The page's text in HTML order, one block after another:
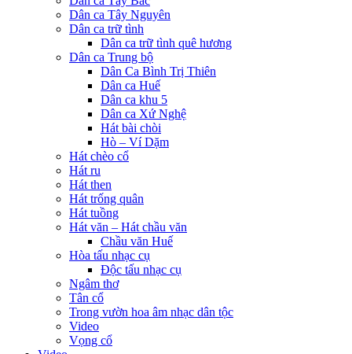
Dân ca Tây Nguyên
Dân ca trữ tình
Dân ca trữ tình quê hương
Dân ca Trung bộ
Dân Ca Bình Trị Thiên
Dân ca Huế
Dân ca khu 5
Dân ca Xứ Nghệ
Hát bài chòi
Hò – Ví Dặm
Hát chèo cổ
Hát ru
Hát then
Hát trống quân
Hát tuồng
Hát văn – Hát chầu văn
Chầu văn Huế
Hòa tấu nhạc cụ
Độc tấu nhạc cụ
Ngâm thơ
Tân cổ
Trong vườn hoa âm nhạc dân tộc
Video
Vọng cổ